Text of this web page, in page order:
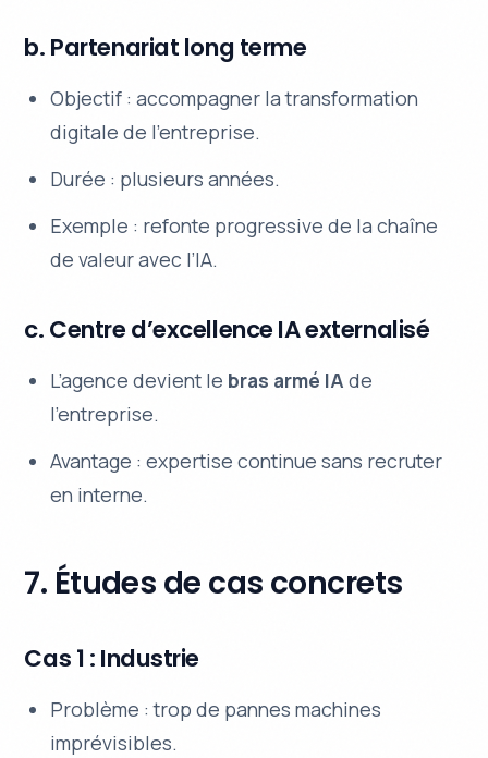
b. Partenariat long terme
Objectif : accompagner la transformation
digitale de l’entreprise.
Durée : plusieurs années.
Exemple : refonte progressive de la chaîne
de valeur avec l’IA.
c. Centre d’excellence IA externalisé
L’agence devient le bras armé IA de
l’entreprise.
Avantage : expertise continue sans recruter
en interne.
7. Études de cas concrets
Cas 1 : Industrie
Problème : trop de pannes machines
imprévisibles.